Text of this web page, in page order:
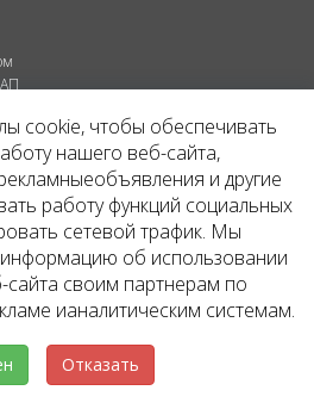
hello@inv.estate
д. №74Б
соглашение
сайта
персональных данных
cookie, чтобы обеспечивать
нашего веб-сайта,
и другие
работу функций социальных
сетевой трафик. Мы
об использовании
своим партнерам по
ианалитическим системам.
Отказать